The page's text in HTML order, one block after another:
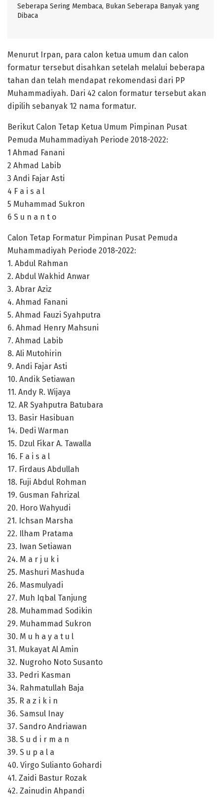
Seberapa Sering Membaca, Bukan Seberapa Banyak yang
Dibaca
Menurut Irpan, para calon ketua umum dan calon
formatur tersebut disahkan setelah melalui beberapa
tahan dan telah mendapat rekomendasi dari PP
Muhammadiyah. Dari 42 calon formatur tersebut akan
dipilih sebanyak 12 nama formatur.
Berikut Calon Tetap Ketua Umum Pimpinan Pusat
Pemuda Muhammadiyah Periode 2018-2022:
1 Ahmad Fanani
2 Ahmad Labib
3 Andi Fajar Asti
4 F a i s a l
5 Muhammad Sukron
6 S u n a n t o
Calon Tetap Formatur Pimpinan Pusat Pemuda
Muhammadiyah Periode 2018-2022:
1. Abdul Rahman
2. Abdul Wakhid Anwar
3. Abrar Aziz
4. Ahmad Fanani
5. Ahmad Fauzi Syahputra
6. Ahmad Henry Mahsuni
7. Ahmad Labib
8. Ali Mutohirin
9. Andi Fajar Asti
10. Andik Setiawan
11. Andy R. Wijaya
12. AR Syahputra Batubara
13. Basir Hasibuan
14. Dedi Warman
15. Dzul Fikar A. Tawalla
16. F a i s a l
17. Firdaus Abdullah
18. Fuji Abdul Rohman
19. Gusman Fahrizal
20. Horo Wahyudi
21. Ichsan Marsha
22. Ilham Pratama
23. Iwan Setiawan
24. M a r j u k i
25. Mashuri Mashuda
26. Masmulyadi
27. Muh Iqbal Tanjung
28. Muhammad Sodikin
29. Muhammad Sukron
30. M u h a y a t u l
31. Mukayat Al Amin
32. Nugroho Noto Susanto
33. Pedri Kasman
34. Rahmatullah Baja
35. R a z i k i n
36. Samsul Inay
37. Sandro Andriawan
38. S u d i r m a n
39. S u p a l a
40. Virgo Sulianto Gohardi
41. Zaidi Bastur Rozak
42. Zainudin Ahpandi